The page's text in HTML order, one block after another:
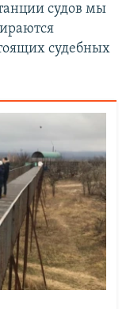
судов мы
судебных